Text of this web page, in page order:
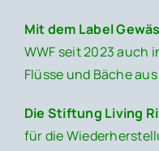
Mit dem Label
WWF seit 2023 auch
Flüsse und Bäche aus
Die Stiftung Living
für die